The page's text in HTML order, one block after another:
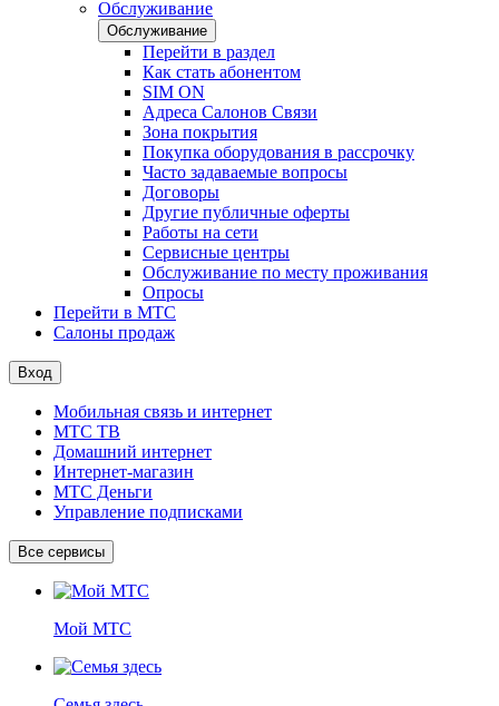
Обслуживание
Обслуживание
Перейти в раздел
Как стать абонентом
SIM ON
Адреса Салонов Связи
Зона покрытия
Покупка оборудования в рассрочку
Часто задаваемые вопросы
Договоры
Другие публичные оферты
Работы на сети
Сервисные центры
Обслуживание по месту проживания
Опросы
Перейти в МТС
Салоны продаж
Вход
Мобильная связь и интернет
МТС ТВ
Домашний интернет
Интернет-магазин
МТС Деньги
Управление подписками
Все сервисы
Мой МТС